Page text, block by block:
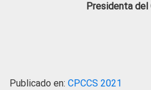
Presidenta del
Publicado en: CPCCS 2021